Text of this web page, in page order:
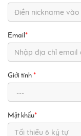
Email*
Giới tính *
Mật khẩu*